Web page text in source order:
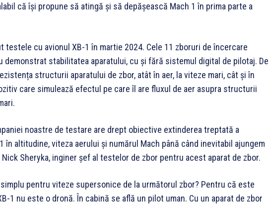
că își propune să atingă și să depășească Mach 1 în prima parte a
testele cu avionul XB-1 în martie 2024. Cele 11 zboruri de încercare
demonstrat stabilitatea aparatului, cu și fără sistemul digital de pilotaj. De
structurii aparatului de zbor, atât în aer, la viteze mari, cât și în
care simulează efectul pe care îl are fluxul de aer asupra structurii
noastre de testare are drept obiective extinderea treptată a
în altitudine, viteza aerului și numărul Mach până când inevitabil ajungem
Nick Sheryka, inginer șef al testelor de zbor pentru acest aparat de zbor.
simplu pentru viteze supersonice de la următorul zbor? Pentru că este
1 nu este o dronă. În cabină se află un pilot uman. Cu un aparat de zbor